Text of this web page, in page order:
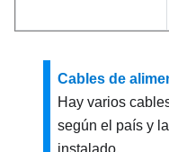
Cables de
Hay varios
según el país y